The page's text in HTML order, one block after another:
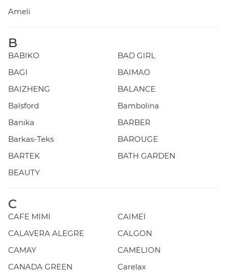
Ameli
B
BABIKO
BAD GIRL
BAGI
BAIMAO
BAIZHENG
BALANCE
Balsford
Bambolina
Banika
BARBER
Barkas-Teks
BAROUGE
BARTEK
BATH GARDEN
BEAUTY
C
CAFE MIMI
CAIMEI
CALAVERA ALEGRE
CALGON
CAMAY
CAMELION
CANADA GREEN
Carelax